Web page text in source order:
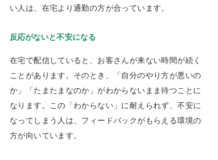
い人は、在宅より通勤の方が合っています。
反応がないと不安になる
在宅で配信していると、お客さんが来ない時間が続く
ことがあります。そのとき、「自分のやり方が悪いの
か」「たまたまなのか」がわからないまま待つことに
なります。この「わからない」に耐えられず、不安に
なってしまう人は、フィードバックがもらえる環境の
方が向いています。